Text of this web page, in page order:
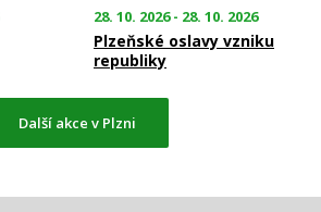
28. 10. 2026 - 28. 10. 2026
Plzeňské oslavy vzniku
republiky
Další akce v Plzni